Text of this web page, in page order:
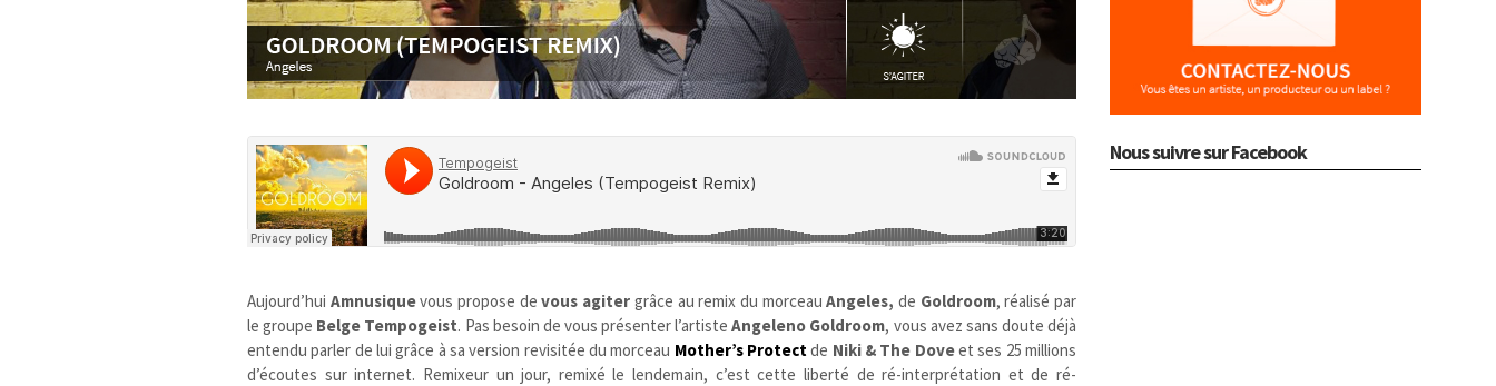
Aujourd’hui Amnusiquevous propose devous agiter grâce au remix du morceauAngeles, de Goldroom, réalisé par
le groupe Belge Tempogeist. Pas besoin de vous présenter l’artisteAngeleno Goldroom, vous avez sans doute déjà
entendu parler de lui grâce à sa version revisitée du morceau Mother’s Protect de Niki & The Doveet ses 25 millions
d’écoutes sur internet. Remixeur un jour, remixé le lendemain, c’est cette liberté de ré-interprétation et de ré-
Nous suivre sur Facebook